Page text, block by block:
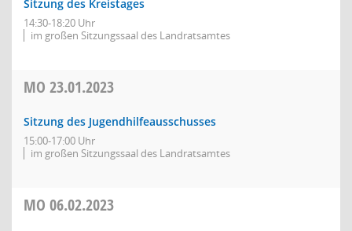
Sitzung des Kreistages
14:30-18:20 Uhr
im großen Sitzungssaal des Landratsamtes
MO 23.01.2023
Sitzung des Jugendhilfeausschusses
15:00-17:00 Uhr
im großen Sitzungssaal des Landratsamtes
MO 06.02.2023